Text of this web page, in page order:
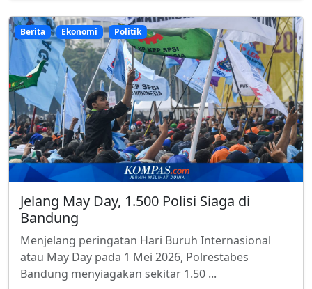
Berita Ekonomi Politik
Jelang May Day, 1.500 Polisi Siaga di
Bandung
Menjelang peringatan Hari Buruh Internasional
atau May Day pada 1 Mei 2026, Polrestabes
Bandung menyiagakan sekitar 1.50 ...